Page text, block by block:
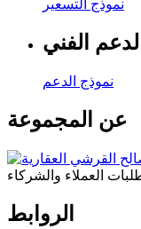
نموذج التسعير
الدعم الفني
نموذج الدعم
عن المجموعة
العملاء والشركاء
الروابط